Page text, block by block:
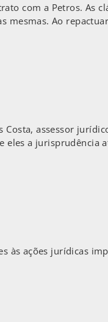
com a Petros. As
Ao
assessor
a jurisprudência
ações jurídicas